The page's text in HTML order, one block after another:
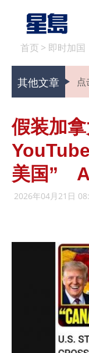
首页 > 即时加国
其他文章
假装加
美国”
2026年04月21日